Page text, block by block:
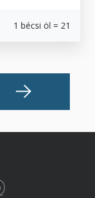
1 bécsi öl = 21